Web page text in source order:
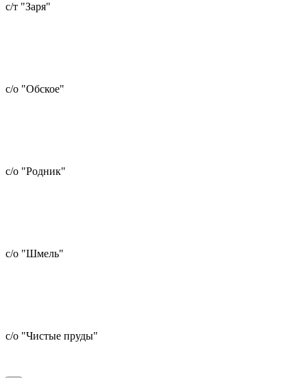
с/т "Заря"
с/о "Обское"
с/о "Родник"
с/о "Шмель"
с/о "Чистые пруды"